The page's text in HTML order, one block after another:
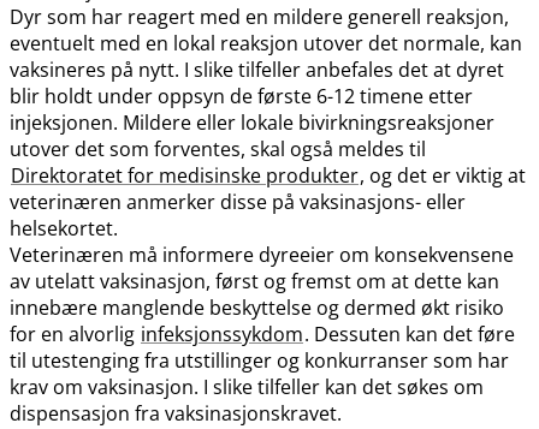
Dyr som har reagert med en mildere generell reaksjon,
eventuelt med en lokal reaksjon utover det normale, kan
vaksineres på nytt. I slike tilfeller anbefales det at dyret
blir holdt under oppsyn de første 6-12 timene etter
injeksjonen. Mildere eller lokale bivirkningsreaksjoner
utover det som forventes, skal også meldes til
Direktoratet for medisinske produkter, og det er viktig at
veterinæren anmerker disse på vaksinasjons- eller
helsekortet.
Veterinæren må informere dyreeier om konsekvensene
av utelatt vaksinasjon, først og fremst om at dette kan
innebære manglende beskyttelse og dermed økt risiko
for en alvorlig infeksjonssykdom. Dessuten kan det føre
til utestenging fra utstillinger og konkurranser som har
krav om vaksinasjon. I slike tilfeller kan det søkes om
dispensasjon fra vaksinasjonskravet.